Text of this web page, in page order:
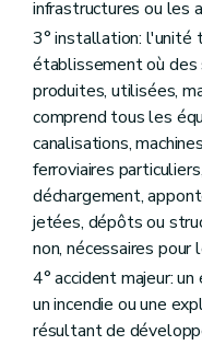
Art. 225
Art. 226
Art. 227
Art. 228
Art. 229
Art. 230
Art. 231
Art. 232
Art. 233
Art. 234
Art. 235
Art. 236
Art. 237
Art. 238
Art. 239
Art. 240
infrastructures ou les
3° installation: l'unité
établissement où des
produites, utilisées,
comprend tous les
canalisations,
ferroviaires
déchargement,
jetées, dépôts ou
non, nécessaires
4° accident majeur:
un incendie ou une
résultant de